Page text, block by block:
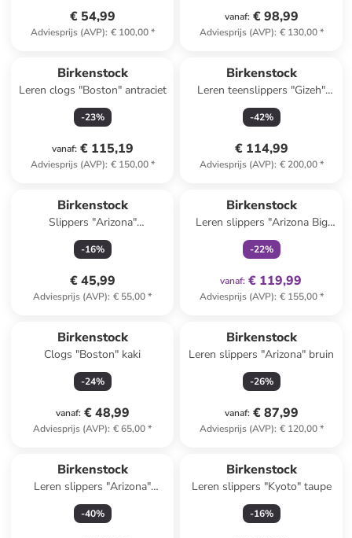
€ 54,99
Adviesprijs (AVP): € 100,00*
vanaf: € 98,99
Adviesprijs (AVP): € 130,00*
Birkenstock
Leren clogs "Boston" antraciet
-23%
vanaf: € 115,19
Adviesprijs (AVP): € 150,00*
Birkenstock
Leren teenslippers "Gizeh"
bruin
-42%
€ 114,99
Adviesprijs (AVP): € 200,00*
Birkenstock
Slippers "Arizona"
donkerblauw
-16%
€ 45,99
Adviesprijs (AVP): € 55,00*
Birkenstock
Leren slippers "Arizona Big
Buckle" beige
-22%
vanaf: € 119,99
Adviesprijs (AVP): € 155,00*
Birkenstock
Clogs "Boston" kaki
-24%
vanaf: € 48,99
Adviesprijs (AVP): € 65,00*
Birkenstock
Leren slippers "Arizona" bruin
-26%
vanaf: € 87,99
Adviesprijs (AVP): € 120,00*
Birkenstock
Leren slippers "Arizona"
lichtbruin
-40%
Birkenstock
Leren slippers "Kyoto" taupe
-16%